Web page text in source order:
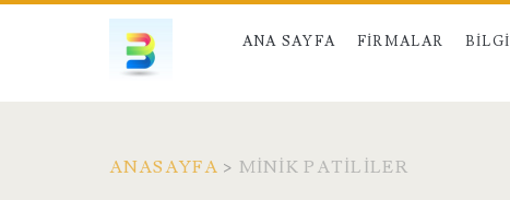
ANA SAYFA FIRMALAR BILGI
ANASAYFA > MINIK PATILILER